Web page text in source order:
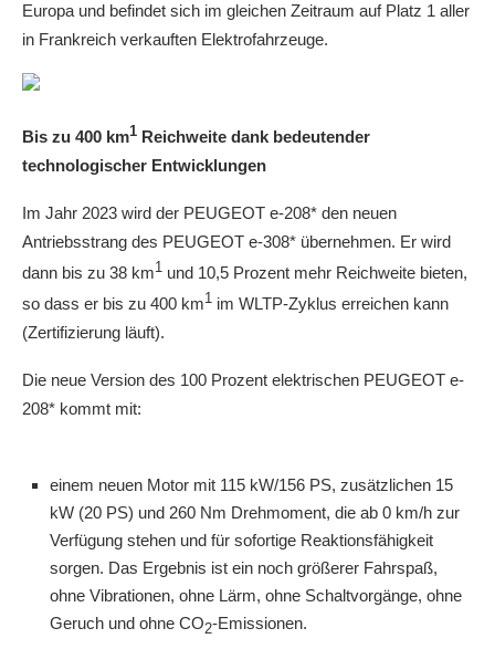
Europa und befindet sich im gleichen Zeitraum auf Platz 1 aller
in Frankreich verkauften Elektrofahrzeuge.
Bis zu 400 km1 Reichweite dank bedeutender
technologischer Entwicklungen
Im Jahr 2023 wird der PEUGEOT e-208* den neuen
Antriebsstrang des PEUGEOT e-308* übernehmen. Er wird
dann bis zu 38 km1 und 10,5 Prozent mehr Reichweite bieten,
so dass er bis zu 400 km1 im WLTP-Zyklus erreichen kann
(Zertifizierung läuft).
Die neue Version des 100 Prozent elektrischen PEUGEOT e-
208* kommt mit:
einem neuen Motor mit 115 kW/156 PS, zusätzlichen 15
kW (20 PS) und 260 Nm Drehmoment, die ab 0 km/h zur
Verfügung stehen und für sofortige Reaktionsfähigkeit
sorgen. Das Ergebnis ist ein noch größerer Fahrspaß,
ohne Vibrationen, ohne Lärm, ohne Schaltvorgänge, ohne
Geruch und ohne CO2-Emissionen.